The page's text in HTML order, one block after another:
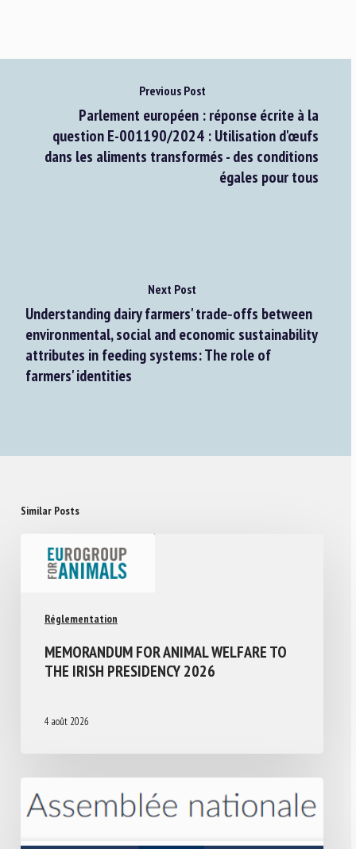
Previous Post
Parlement européen : réponse écrite à la
question E-001190/2024 : Utilisation d'œufs
dans les aliments transformés - des conditions
égales pour tous
Next Post
Understanding dairy farmers' trade‐offs between
environmental, social and economic sustainability
attributes in feeding systems: The role of
farmers' identities
Similar Posts
Réglementation
MEMORANDUM FOR ANIMAL WELFARE TO
THE IRISH PRESIDENCY 2026
4 août 2026